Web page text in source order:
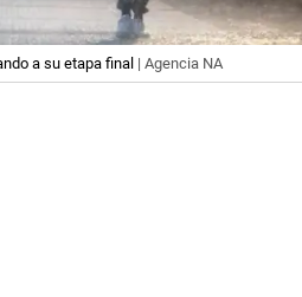
a su etapa final | Agencia NA